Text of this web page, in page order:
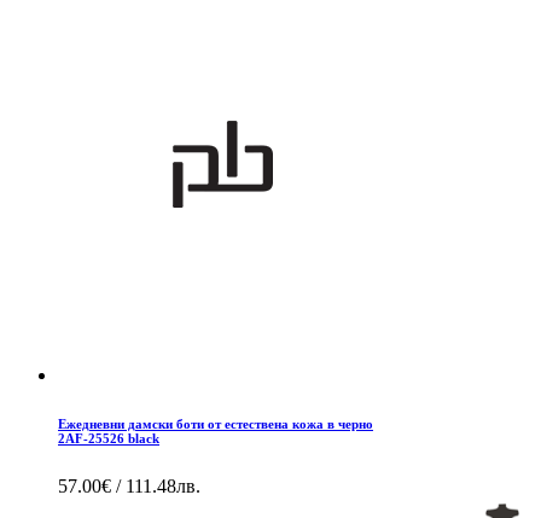
Ежедневни дамски боти от естествена кожа в черно
2AF-25526 black
57.00€ / 111.48лв.